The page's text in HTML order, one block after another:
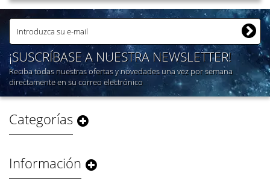
¡SUSCRÍBASE A NUESTRA NEWSLETTER!
Reciba todas nuestras ofertas y novedades una vez por semana
directamente en su correo electrónico
Categorías
Información